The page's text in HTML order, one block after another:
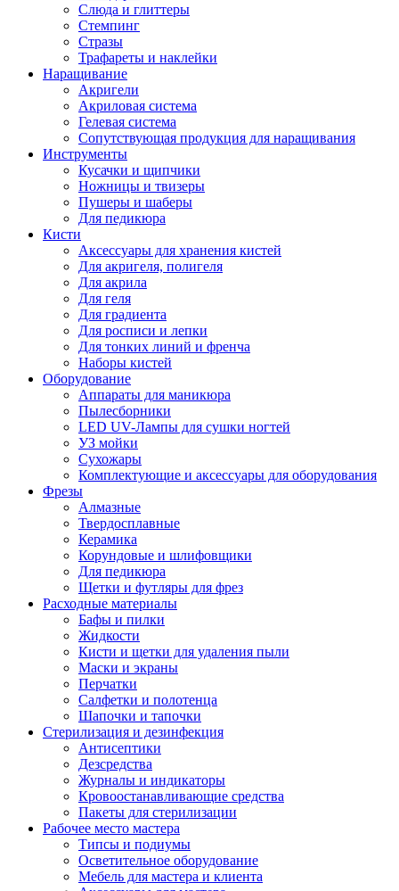
Слюда и глиттеры
Стемпинг
Стразы
Трафареты и наклейки
Наращивание
Акригели
Акриловая система
Гелевая система
Сопутствующая продукция для наращивания
Инструменты
Кусачки и щипчики
Ножницы и твизеры
Пушеры и шаберы
Для педикюра
Кисти
Аксессуары для хранения кистей
Для акригеля, полигеля
Для акрила
Для геля
Для градиента
Для росписи и лепки
Для тонких линий и френча
Наборы кистей
Оборудование
Аппараты для маникюра
Пылесборники
LED UV-Лампы для сушки ногтей
УЗ мойки
Сухожары
Комплектующие и аксессуары для оборудования
Фрезы
Алмазные
Твердосплавные
Керамика
Корундовые и шлифовщики
Для педикюра
Щетки и футляры для фрез
Расходные материалы
Бафы и пилки
Жидкости
Кисти и щетки для удаления пыли
Маски и экраны
Перчатки
Салфетки и полотенца
Шапочки и тапочки
Стерилизация и дезинфекция
Антисептики
Дезсредства
Журналы и индикаторы
Кровоостанавливающие средства
Пакеты для стерилизации
Рабочее место мастера
Типсы и подиумы
Осветительное оборудование
Мебель для мастера и клиента